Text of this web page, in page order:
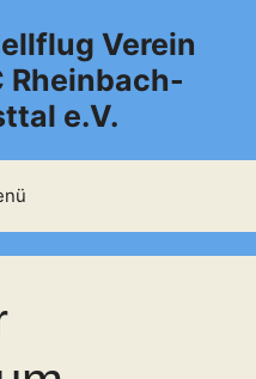
Verein
Rheinbach-
e.V.